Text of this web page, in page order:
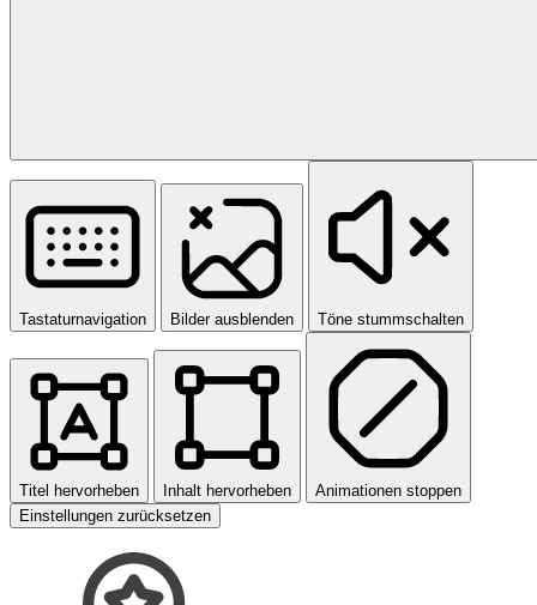
Tastaturnavigation Bilder ausblenden Töne stummschalten
Titel hervorheben Inhalt hervorheben
Animationen stoppen
Einstellungen zurücksetzen